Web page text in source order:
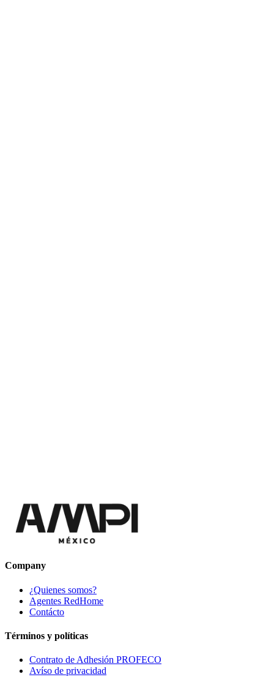
Company
¿Quienes somos?
Agentes RedHome
Contácto
Términos y políticas
Contrato de Adhesión PROFECO
Avíso de privacidad